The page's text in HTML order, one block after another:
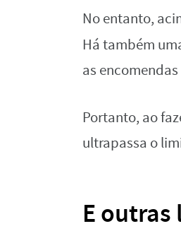
No entanto,
Há também
as
Portanto, ao
ultrapassa o
E outras